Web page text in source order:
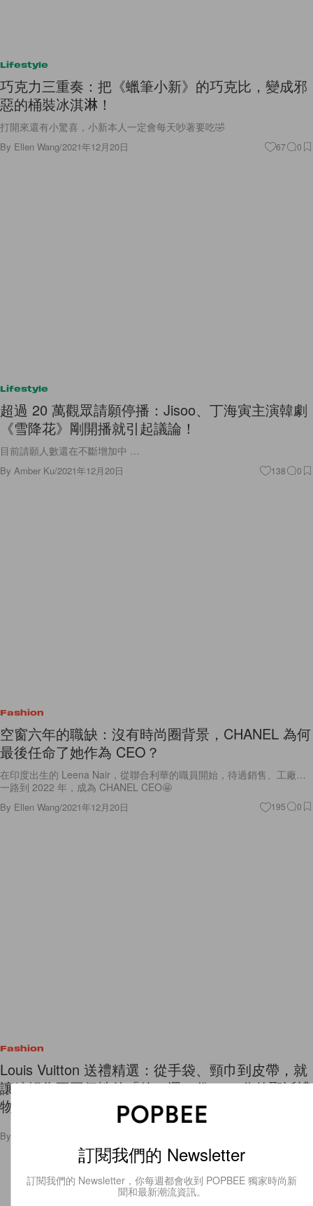
Lifestyle
巧克力三重奏：把《蠟筆小新》的巧克比，變成邪
惡的桶裝冰淇淋！
打開來還有小驚喜，小新本人一定會每天吵著要吃🤣
By Ellen Wang/2021年12月20日 67 0
Lifestyle
超過 20 萬觀眾請願停播：Jisoo、丁海寅主演韓劇
《雪降花》剛開播就引起議論！
目前請願人數還在不斷增加中 …
By Amber Ku/2021年12月20日 138 0
Fashion
空窗六年的職缺：沒有時尚圈背景，CHANEL 為何
最後任命了她作為 CEO？
在印度出生的 Leena Nair，從聯合利華的職員開始，待過銷售、工廠…
一路到 2022 年，成為 CHANEL CEO🤩
By Ellen Wang/2021年12月20日 195 0
Fashion
Louis Vuitton 送禮精選：從手袋、頸巾到皮帶，就
讓編輯為不同個性的「他」選一份 100 分的聖誕禮
物吧！
By
訂閱我們的 Newsletter
訂閱我們的 Newsletter，你每週都會收到 POPBEE 獨家時尚新
聞和最新潮流資訊。